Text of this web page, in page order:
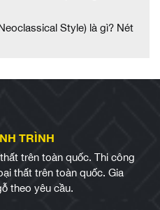
Style) là gì? Nét
TRÌNH
trên toàn quốc. Thi công
thất trên toàn quốc. Gia
theo yêu cầu.